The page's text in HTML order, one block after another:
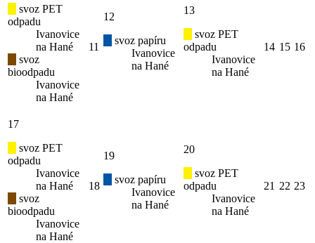
svoz PET
odpadu
Ivanovice
na Hané
svoz
bioodpadu
Ivanovice
na Hané
11
12
svoz papíru
Ivanovice
na Hané
13
svoz PET
odpadu
Ivanovice
na Hané
14 15 16
17
svoz PET
odpadu
Ivanovice
na Hané
svoz
bioodpadu
Ivanovice
na Hané
18
19
svoz papíru
Ivanovice
na Hané
20
svoz PET
odpadu
Ivanovice
na Hané
21 22 23